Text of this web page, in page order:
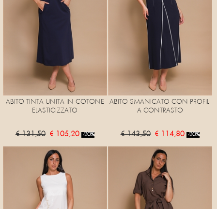
ABITO TINTA UNITA IN COTONE
ELASTICIZZATO
€ 131,50 € 105,20 -20%
ABITO SMANICATO CON PROFILI
A CONTRASTO
€ 143,50 € 114,80 -20%